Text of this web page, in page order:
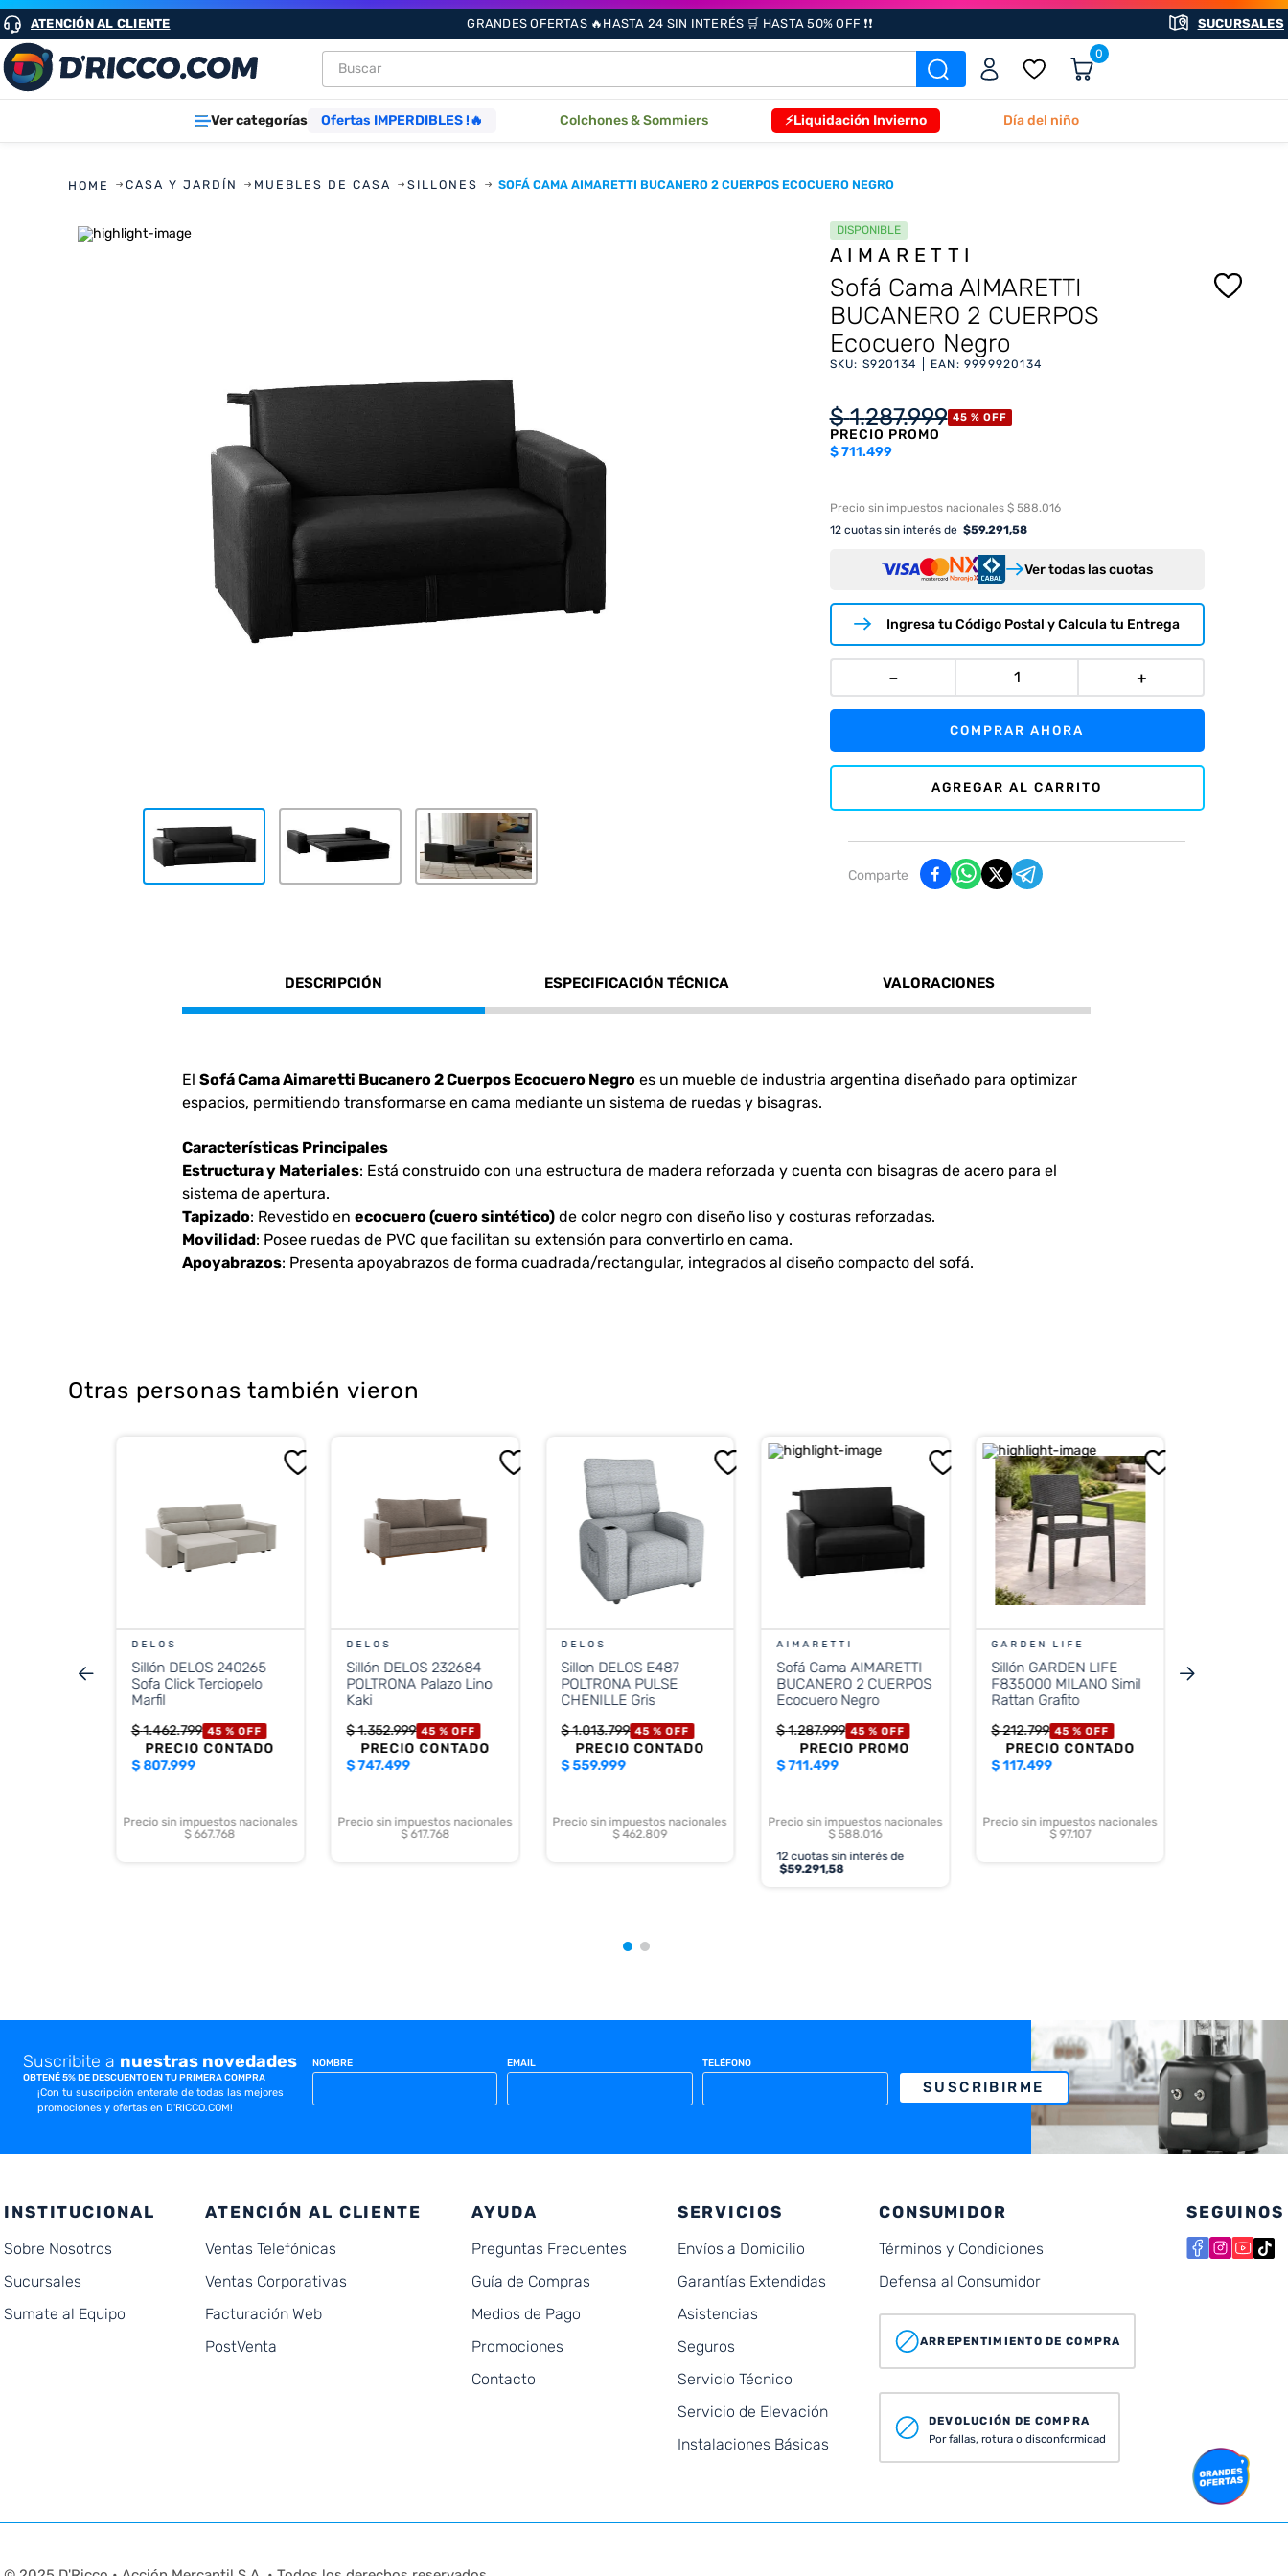
ATENCIÓN AL CLIENTE GRANDES OFERTAS 🔥HASTA 24 SIN INTERÉS 🛒 HASTA 50% OFF ❗❗ SUCURSALES
Buscar 0
Ver categorías Ofertas IMPERDIBLES !🔥 Colchones & Sommiers ⚡Liquidación Invierno Día del niño
CASA Y JARDÍN MUEBLES DE CASA SILLONES SOFÁ CAMA AIMARETTI BUCANERO 2 CUERPOS ECOCUERO NEGRO
DISPONIBLE
AIMARETTI
Sofá Cama AIMARETTI
BUCANERO 2 CUERPOS
Ecocuero Negro
SKU: S920134 EAN: 9999920134
$ 1.287.999 45 % OFF
PRECIO PROMO
$711.499
Precio sin impuestos nacionales $ 588.016
12cuotas sin interés de $59.291,58
Ver todas las cuotas
Ingresa tu Código Postal y Calcula tu Entrega
＋
－
COMPRAR AHORA
AGREGAR AL CARRITO
Comparte
DESCRIPCIÓN ESPECIFICACIÓN TÉCNICA VALORACIONES
El Sofá Cama Aimaretti Bucanero 2 Cuerpos Ecocuero Negroes un mueble de industria argentina diseñado para optimizar
espacios, permitiendo transformarse en cama mediante un sistema de ruedas y bisagras.
Características Principales
Estructura y Materiales: Está construido con una estructura de madera reforzada y cuenta con bisagras de acero para el
sistema de apertura.
Tapizado: Revestido en ecocuero (cuero sintético)de color negro con diseño liso y costuras reforzadas.
Movilidad: Posee ruedas de PVC que facilitan su extensión para convertirlo en cama.
Apoyabrazos: Presenta apoyabrazos de forma cuadrada/rectangular, integrados al diseño compacto del sofá.
Otras personas también vieron
nacionales
DELOS
Sillón DELOS 240265
Sofa Click Terciopelo
Marfil
$1.462.799 45 %OFF
PRECIO CONTADO
$807.999
Precio sin impuestos nacionales
$ 667.768
DELOS
Sillón DELOS 232684
POLTRONA Palazo Lino
Kaki
$1.352.999 45 % OFF
PRECIO CONTADO
$747.499
Precio sin impuestos nacionales
$ 617.768
DELOS
Sillon DELOS E487
POLTRONA PULSE
CHENILLE Gris
$1.013.799 45 % OFF
PRECIO CONTADO
$559.999
Precio sin impuestos nacionales
$ 462.809
AIMARETTI
Sofá Cama AIMARETTI
BUCANERO 2 CUERPOS
Ecocuero Negro
$1.287.999 45 %OFF
PRECIO PROMO
$711.499
Precio sin impuestos nacionales
$ 588.016
12cuotas sin interés de
$59.291,58
GARDEN LIFE
Sillón GARDEN LIFE
F835000 MILANO Simil
Rattan Grafito
$212.799 45 % OFF
PRECIO CONTADO
$117.499
Precio sin impuestos nacionales
$ 97.107
Suscribite a nuestras novedades
OBTENÉ 5% DE DESCUENTO EN TU PRIMERA COMPRA
¡Con tu suscripción enterate de todas las mejores
promociones y ofertas en D'RICCO.COM!
NOMBRE EMAIL TELÉFONO
SUSCRIBIRME
INSTITUCIONAL
Sobre Nosotros
Sucursales
Sumate al Equipo
ATENCIÓN AL CLIENTE
Ventas Telefónicas
Ventas Corporativas
Facturación Web
PostVenta
AYUDA
Preguntas Frecuentes
Guía de Compras
Medios de Pago
Promociones
Contacto
SERVICIOS
Envíos a Domicilio
Garantías Extendidas
Asistencias
Seguros
Servicio Técnico
Servicio de Elevación
Instalaciones Básicas
CONSUMIDOR
Términos y Condiciones
Defensa al Consumidor
ARREPENTIMIENTO DE COMPRA
DEVOLUCIÓN DE COMPRA
Por fallas, rotura o disconformidad
SEGUINOS
TÉRMINOS MÁS BUSCADOS
1. heladeras